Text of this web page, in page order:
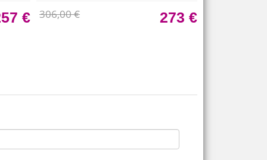
€ 306,00 € 273 €